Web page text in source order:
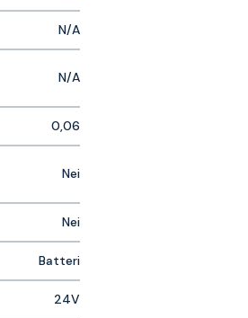
N/A
N/A
0,06
Nei
Nei
Batteri
24V